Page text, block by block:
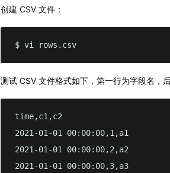
创建 CSV 文件：
$ vi rows.csv
测试 CSV 文件格式如下，第一行为字段名，
time,c1,c2
2021-01-01 00:00:00,1,a1
2021-01-01 00:00:00,2,a2
2021-01-01 00:00:00,3,a3